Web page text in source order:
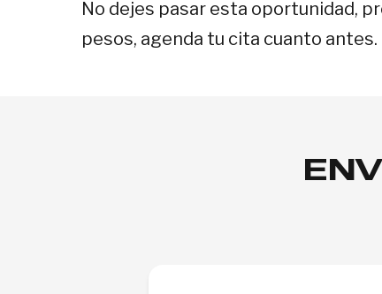
No dejes pasar esta oportunidad,
pesos, agenda tu cita cuanto antes.